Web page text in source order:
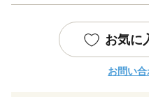
お気に
お問い